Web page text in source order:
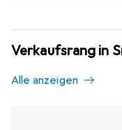
Verkaufsrang in
Alle anzeigen